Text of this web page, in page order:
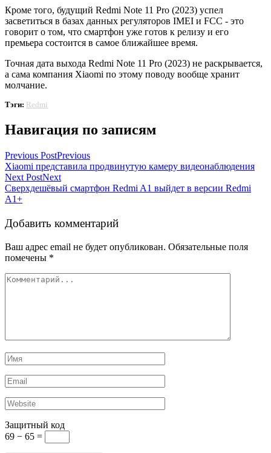
Кроме того, будущий Redmi Note 11 Pro (2023) успел
засветиться в базах данных регуляторов IMEI и FCC - это
говорит о том, что смартфон уже готов к релизу и его
премьера состоится в самое ближайшее время.
Точная дата выхода Redmi Note 11 Pro (2023) не раскрывается,
а сама компания Xiaomi по этому поводу вообще хранит
молчание.
Тэги: Redmi
Навигация по записям
Previous PostPrevious
Xiaomi представила продвинутую камеру видеонаблюдения
Next PostNext
Сверхдешёвый смартфон Redmi A1 выйдет в версии Redmi
A1+
Добавить комментарий
Ваш адрес email не будет опубликован. Обязательные поля
помечены *
Защитный код
69 − 65 =